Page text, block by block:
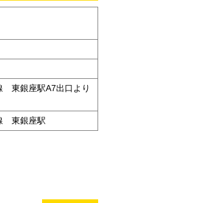
東銀座駅A7出口より
東銀座駅